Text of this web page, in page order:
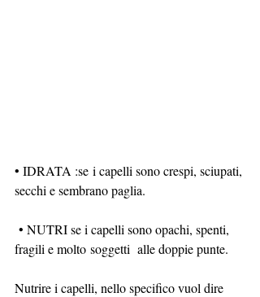
• IDRATA :se i capelli sono crespi, sciupati,
secchi e sembrano paglia.
• NUTRI se i capelli sono opachi, spenti,
fragili e molto soggetti  alle doppie punte.
Nutrire i capelli, nello specifico vuol dire